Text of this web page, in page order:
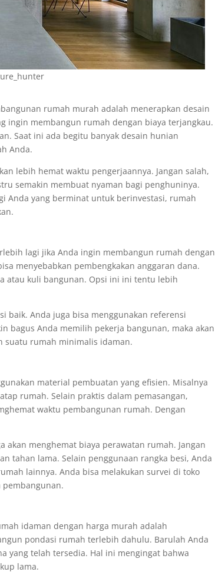
rumah murah adalah menerapkan desain
ingin membangun rumah dengan biaya terjangkau.
Saat ini ada begitu banyak desain hunian
Anda.
lebih hemat waktu pengerjaannya. Jangan salah,
semakin membuat nyaman bagi penghuninya.
Anda yang berminat untuk berinvestasi, rumah
lagi jika Anda ingin membangun rumah dengan
menyebabkan pembengkakan anggaran dana.
atau kuli bangunan. Opsi ini ini tentu lebih
baik. Anda juga bisa menggunakan referensi
bagus Anda memilih pekerja bangunan, maka akan
suatu rumah minimalis idaman.
material pembuatan yang efisien. Misalnya
rumah. Selain praktis dalam pemasangan,
waktu pembangunan rumah. Dengan
menghemat biaya perawatan rumah. Jangan
tahan lama. Selain penggunaan rangka besi, Anda
lainnya. Anda bisa melakukan survei di toko
idaman dengan harga murah adalah
pondasi rumah terlebih dahulu. Barulah Anda
yang telah tersedia. Hal ini mengingat bahwa
lama.